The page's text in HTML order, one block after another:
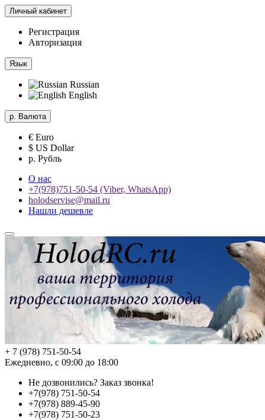
Личный кабинет
Регистрация
Авторизация
Язык
Russian
English
р. Валюта
€ Euro
$ US Dollar
р. Рубль
О нас
+7(978)751-50-54 (Viber, WhatsApp)
holodservise@mail.ru
Нашли дешевле
+ 7 (978) 751-50-54
Ежедневно, с 09:00 до 18:00
Не дозвонились? Заказ звонка!
+7(978) 751-50-54
+7(978) 889-45-90
+7(978) 751-50-23